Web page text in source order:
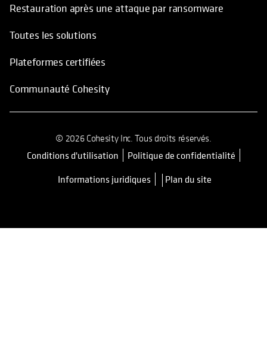
Restauration après une attaque par ransomware
Toutes les solutions
Plateformes certifiées
Communauté Cohesity
© 2026 Cohesity Inc. Tous droits réservés.
Conditions d'utilisation s’ouvre dans un nouvel onglet
Politique de confidentialité
Informations juridiques
Plan du site